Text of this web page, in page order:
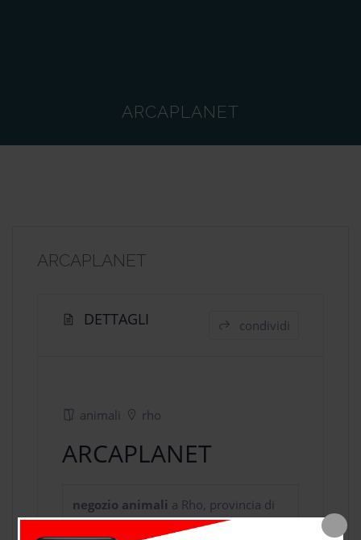
ARCAPLANET
ARCAPLANET
DETTAGLI condividi
animali rho
ARCAPLANET
negozio animali a Rho, provincia di
Milano